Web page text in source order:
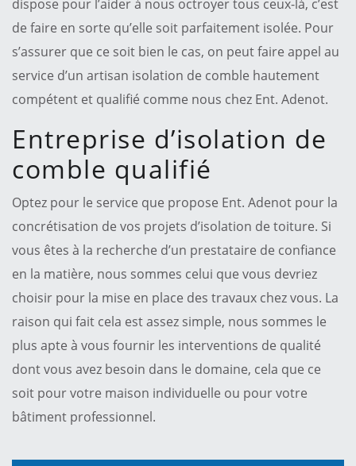
dispose pour l’aider à nous octroyer tous ceux-là, c’est
de faire en sorte qu’elle soit parfaitement isolée. Pour
s’assurer que ce soit bien le cas, on peut faire appel au
service d’un artisan isolation de comble hautement
compétent et qualifié comme nous chez Ent. Adenot.
Entreprise d’isolation de
comble qualifié
Optez pour le service que propose Ent. Adenot pour la
concrétisation de vos projets d’isolation de toiture. Si
vous êtes à la recherche d’un prestataire de confiance
en la matière, nous sommes celui que vous devriez
choisir pour la mise en place des travaux chez vous. La
raison qui fait cela est assez simple, nous sommes le
plus apte à vous fournir les interventions de qualité
dont vous avez besoin dans le domaine, cela que ce
soit pour votre maison individuelle ou pour votre
bâtiment professionnel.